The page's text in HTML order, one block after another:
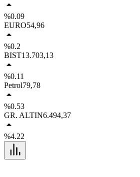
%0.09
EURO54,96
%0.2
BIST13.703,13
%0.11
Petrol79,78
%0.53
GR. ALTIN6.494,37
%4.22